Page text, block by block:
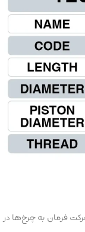
فرمان به چرخ‌ها در